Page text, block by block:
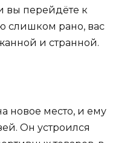
вы перейдёте к
слишком рано, вас
и странной.
новое место, и ему
Он устроился